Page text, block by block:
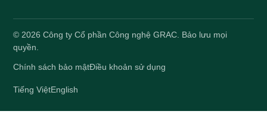
© 2026 Công ty Cổ phần Công nghệ GRAC. Bảo lưu mọi
quyền.
Chính sách bảo mậtĐiều khoản sử dụng
Tiếng ViệtEnglish